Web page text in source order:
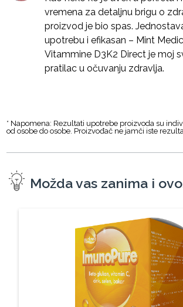
vremena za detaljnu brigu o
proizvod je bio spas.
upotrebu i efikasan – Mint Medic
Vitammine D3K2 Direct je moj
pratilac u očuvanju zdravlja.
* Napomena: Rezultati upotrebe proizvoda su
od osobe do osobe. Proizvođač ne jamči iste
Možda vas zanima i